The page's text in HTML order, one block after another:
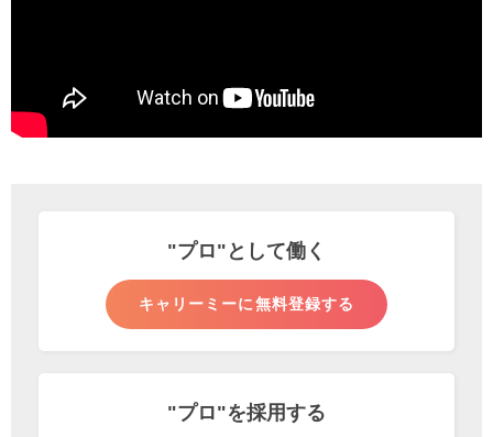
"プロ"として働く
キャリーミーに無料登録する
"プロ"を採用する